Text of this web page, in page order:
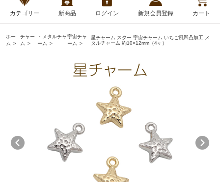
カテゴリー 新商品 ログイン 新規会員登録 カート
ホー
ム
チャー
ム
・メタルチャ
ーム
宇宙チャ
ーム
星チャーム スター 宇宙チャーム いちご風凹凸加工 メ
タルチャーム 約10×12mm（4ヶ）